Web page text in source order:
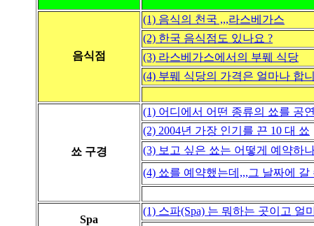
음식점
(1) 음식의 천국 ,,,라스베가스
(2) 한국 음식점도 있나요 ?
(3) 라스베가스에서의 부풰 식당
(4) 부풰 식당의 가격은 얼마나 합
쑈 구경
(1) 어디에서 어떤 종류의 쑈를 공
(2) 2004년 가장 인기를 끈 10 대 쑈
(3) 보고 싶은 쑈는 어떻게 예약하
(4) 쑈를 예약했는데,,,그 날짜에
Spa
(1) 스파(Spa) 는 뭐하는 곳이고 얼